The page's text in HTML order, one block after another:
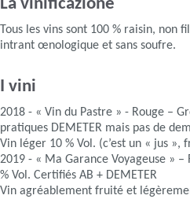
La vinificazione
Tous les vins sont 100 % raisin, non
intrant œnologique et sans soufre.
I vini
2018 - « Vin du Pastre » - Rouge –
pratiques DEMETER mais pas de
Vin léger 10 % Vol. (c’est un « jus
2019 - « Ma Garance Voyageuse »
% Vol. Certifiés AB + DEMETER
Vin agréablement fruité et